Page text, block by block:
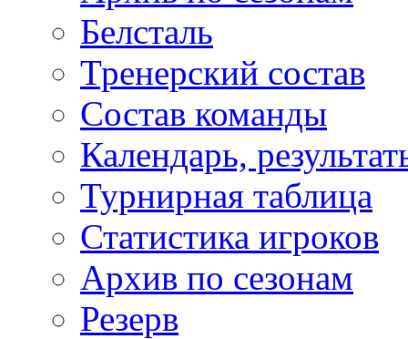
Белсталь
Тренерский состав
Состав команды
Календарь,
Турнирная таблица
Статистика игроков
Архив по сезонам
Резерв